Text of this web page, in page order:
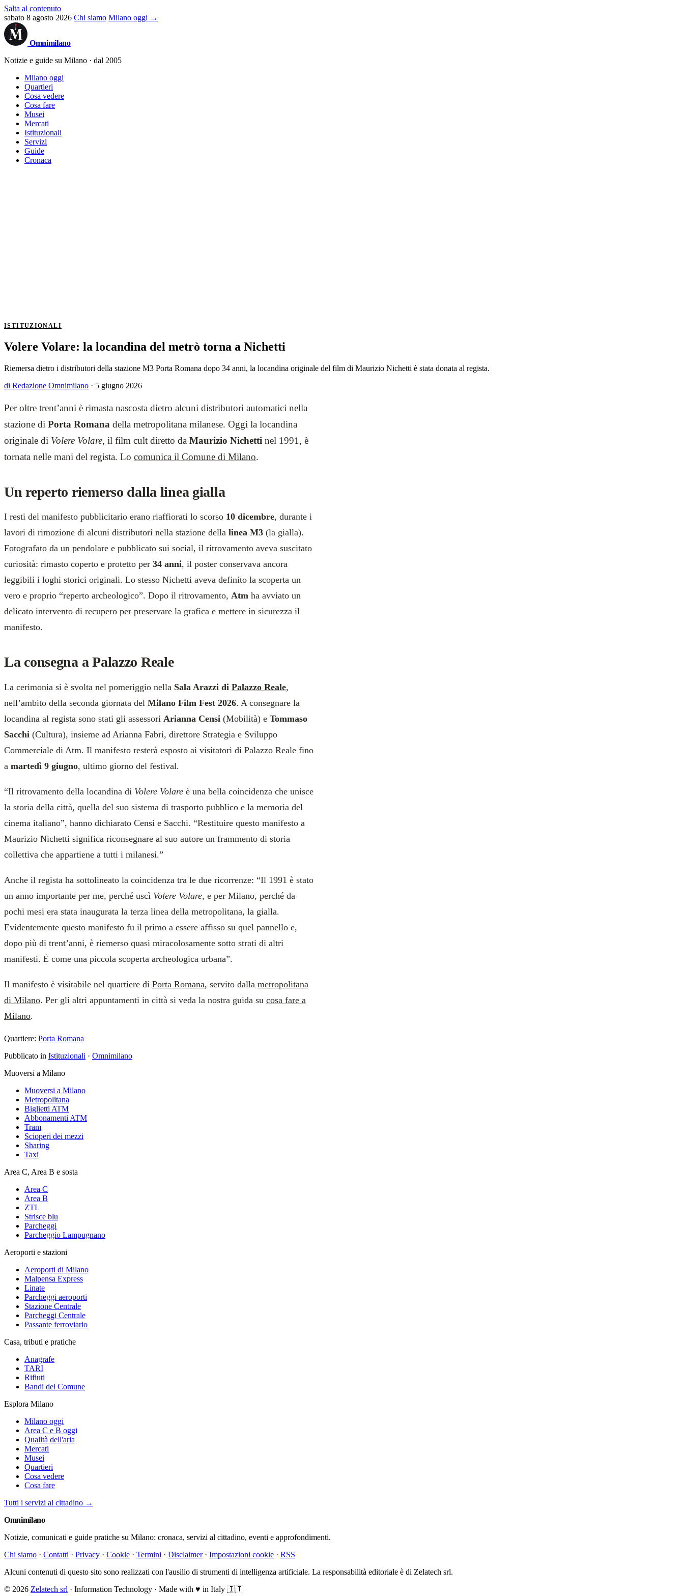
Salta al contenuto
sabato 8 agosto 2026 Chi siamo Milano oggi →
Omnimilano
Notizie e guide su Milano · dal 2005
Milano oggi
Quartieri
Cosa vedere
Cosa fare
Musei
Mercati
Istituzionali
Servizi
Guide
Cronaca
ISTITUZIONALI
Volere Volare: la locandina del metrò torna a Nichetti
Riemersa dietro i distributori della stazione M3 Porta Romana dopo 34 anni, la locandina originale del film di Maurizio Nichetti è stata donata al regista.
di Redazione Omnimilano · 5 giugno 2026
Per oltre trent’anni è rimasta nascosta dietro alcuni distributori automatici nella
stazione di Porta Romana della metropolitana milanese. Oggi la locandina
originale di Volere Volare, il film cult diretto da Maurizio Nichetti nel 1991, è
tornata nelle mani del regista. Lo comunica il Comune di Milano.
Un reperto riemerso dalla linea gialla
I resti del manifesto pubblicitario erano riaffiorati lo scorso 10 dicembre, durante i
lavori di rimozione di alcuni distributori nella stazione della linea M3 (la gialla).
Fotografato da un pendolare e pubblicato sui social, il ritrovamento aveva suscitato
curiosità: rimasto coperto e protetto per 34 anni, il poster conservava ancora
leggibili i loghi storici originali. Lo stesso Nichetti aveva definito la scoperta un
vero e proprio “reperto archeologico”. Dopo il ritrovamento, Atm ha avviato un
delicato intervento di recupero per preservare la grafica e mettere in sicurezza il
manifesto.
La consegna a Palazzo Reale
La cerimonia si è svolta nel pomeriggio nella Sala Arazzi di Palazzo Reale,
nell’ambito della seconda giornata del Milano Film Fest 2026. A consegnare la
locandina al regista sono stati gli assessori Arianna Censi (Mobilità) e Tommaso
Sacchi (Cultura), insieme ad Arianna Fabri, direttore Strategia e Sviluppo
Commerciale di Atm. Il manifesto resterà esposto ai visitatori di Palazzo Reale fino
a martedì 9 giugno, ultimo giorno del festival.
“Il ritrovamento della locandina di Volere Volare è una bella coincidenza che unisce
la storia della città, quella del suo sistema di trasporto pubblico e la memoria del
cinema italiano”, hanno dichiarato Censi e Sacchi. “Restituire questo manifesto a
Maurizio Nichetti significa riconsegnare al suo autore un frammento di storia
collettiva che appartiene a tutti i milanesi.”
Anche il regista ha sottolineato la coincidenza tra le due ricorrenze: “Il 1991 è stato
un anno importante per me, perché uscì Volere Volare, e per Milano, perché da
pochi mesi era stata inaugurata la terza linea della metropolitana, la gialla.
Evidentemente questo manifesto fu il primo a essere affisso su quel pannello e,
dopo più di trent’anni, è riemerso quasi miracolosamente sotto strati di altri
manifesti. È come una piccola scoperta archeologica urbana”.
Il manifesto è visitabile nel quartiere di Porta Romana, servito dalla metropolitana
di Milano. Per gli altri appuntamenti in città si veda la nostra guida su cosa fare a
Milano.
Quartiere: Porta Romana
Pubblicato in Istituzionali · Omnimilano
Muoversi a Milano
Muoversi a Milano
Metropolitana
Biglietti ATM
Abbonamenti ATM
Tram
Scioperi dei mezzi
Sharing
Taxi
Area C, Area B e sosta
Area C
Area B
ZTL
Strisce blu
Parcheggi
Parcheggio Lampugnano
Aeroporti e stazioni
Aeroporti di Milano
Malpensa Express
Linate
Parcheggi aeroporti
Stazione Centrale
Parcheggi Centrale
Passante ferroviario
Casa, tributi e pratiche
Anagrafe
TARI
Rifiuti
Bandi del Comune
Esplora Milano
Milano oggi
Area C e B oggi
Qualità dell'aria
Mercati
Musei
Quartieri
Cosa vedere
Cosa fare
Tutti i servizi al cittadino →
Omnimilano
Notizie, comunicati e guide pratiche su Milano: cronaca, servizi al cittadino, eventi e approfondimenti.
Chi siamo · Contatti · Privacy · Cookie · Termini · Disclaimer · Impostazioni cookie · RSS
Alcuni contenuti di questo sito sono realizzati con l'ausilio di strumenti di intelligenza artificiale. La responsabilità editoriale è di Zelatech srl.
© 2026 Zelatech srl · Information Technology · Made with ♥ in Italy 🇮🇹